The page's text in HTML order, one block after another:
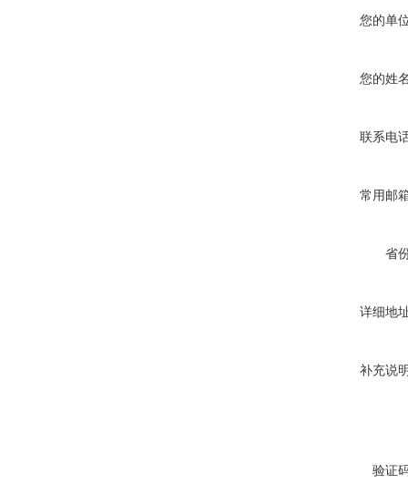
您的单
您的姓
联系电
常用邮
省
详细地
补充说
验证